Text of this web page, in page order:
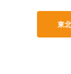
東